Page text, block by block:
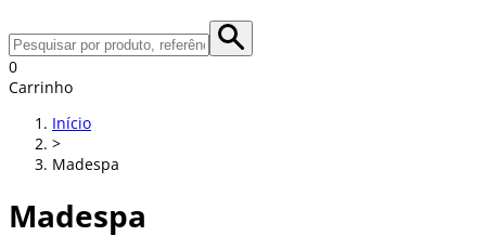
0
Carrinho
Início
>
Madespa
Madespa